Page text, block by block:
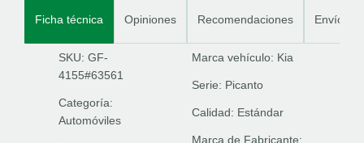
Ficha técnica Opiniones Recomendaciones Envíos
SKU: GF-
4155#63561
Categoría:
Automóviles
Marca vehículo: Kia
Serie: Picanto
Calidad: Estándar
Marca de Fabricante: